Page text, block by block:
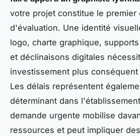
votre projet constitue le premier
d'évaluation. Une identité
logo, charte graphique,
et déclinaisons digitales
investissement plus
Les délais représentent
déterminant dans
demande urgente mobilise
ressources et peut impliquer